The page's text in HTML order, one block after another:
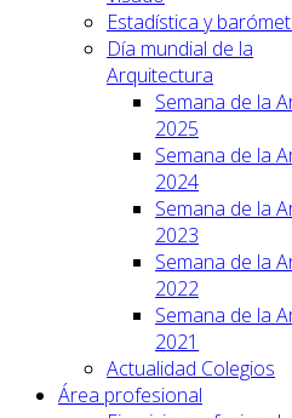
Estadística y
Día mundial de la
Arquitectura
Semana de la
2025
Semana de la
2024
Semana de la
2023
Semana de la
2022
Semana de la
2021
Actualidad Colegios
Área profesional